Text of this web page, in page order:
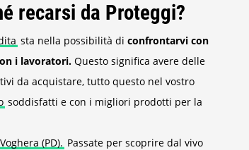
recarsi da Proteggi?
sta nella possibilità di confrontarvi con
i lavoratori. Questo significa avere delle
da acquistare, tutto questo nel vostro
soddisfatti e con i migliori prodotti per la
Voghera (PD). Passate per scoprire dal vivo